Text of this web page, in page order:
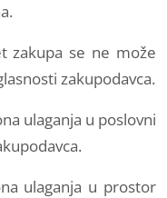
zakupa se ne može
zakupodavca.
ulaganja u poslovni
ulaganja u prostor